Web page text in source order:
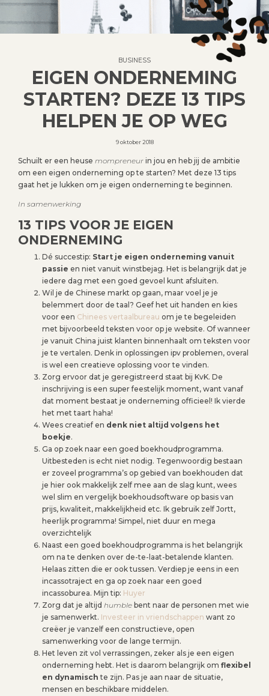
BUSINESS
EIGEN ONDERNEMING
STARTEN? DEZE 13 TIPS
HELPEN JE OP WEG
9 oktober 2018
Schuilt er een heuse mompreneur in jou en heb jij de ambitie
om een eigen onderneming op te starten? Met deze 13 tips
gaat het je lukken om je eigen onderneming te beginnen.
In samenwerking
13 TIPS VOOR JE EIGEN
ONDERNEMING
Dé succestip: Start je eigen onderneming vanuit
passie en niet vanuit winstbejag. Het is belangrijk dat je
iedere dag met een goed gevoel kunt afsluiten.
Wil je de Chinese markt op gaan, maar voel je je
belemmert door de taal? Geef het uit handen en kies
voor een Chinees vertaalbureau om je te begeleiden
met bijvoorbeeld teksten voor op je website. Of wanneer
je vanuit China juist klanten binnenhaalt om teksten voor
je te vertalen. Denk in oplossingen ipv problemen, overal
is wel een creatieve oplossing voor te vinden.
Zorg ervoor dat je geregistreerd staat bij KvK. De
inschrijving is een super feestelijk moment, want vanaf
dat moment bestaat je onderneming officieel! Ik vierde
het met taart haha!
Wees creatief en denk niet altijd volgens het
boekje.
Ga op zoek naar een goed boekhoudprogramma.
Uitbesteden is echt niet nodig. Tegenwoordig bestaan
er zoveel programma’s op gebied van boekhouden dat
je hier ook makkelijk zelf mee aan de slag kunt, wees
wel slim en vergelijk boekhoudsoftware op basis van
prijs, kwaliteit, makkelijkheid etc. Ik gebruik zelf Jortt,
heerlijk programma! Simpel, niet duur en mega
overzichtelijk
Naast een goed boekhoudprogramma is het belangrijk
om na te denken over de-te-laat-betalende klanten.
Helaas zitten die er ook tussen. Verdiep je eens in een
incassotraject en ga op zoek naar een goed
incassoburea. Mijn tip: Huyer
Zorg dat je altijd humble bent naar de personen met wie
je samenwerkt. Investeer in vriendschappen want zo
creëer je vanzelf een constructieve, open
samenwerking voor de lange termijn.
Het leven zit vol verrassingen, zeker als je een eigen
onderneming hebt. Het is daarom belangrijk om flexibel
en dynamisch te zijn. Pas je aan naar de situatie,
mensen en beschikbare middelen.